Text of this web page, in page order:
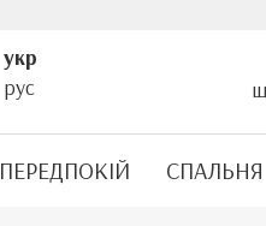
укр
рус
ПЕРЕДПОКІЙ СПАЛЬНЯ